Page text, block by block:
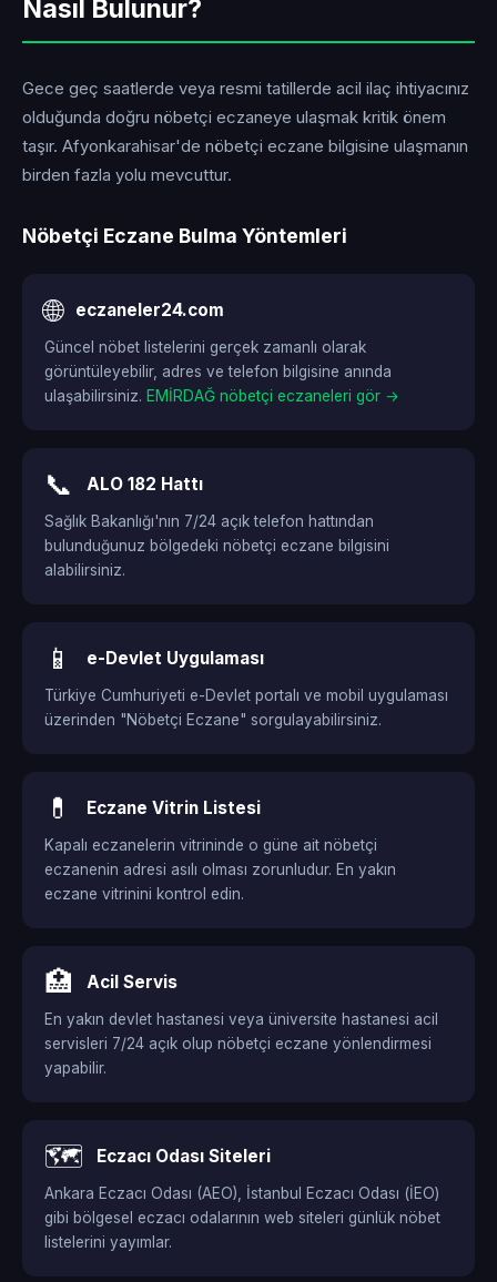
Nasıl Bulunur?
Gece geç saatlerde veya resmi tatillerde acil ilaç ihtiyacınız
olduğunda doğru nöbetçi eczaneye ulaşmak kritik önem
taşır. Afyonkarahisar'de nöbetçi eczane bilgisine ulaşmanın
birden fazla yolu mevcuttur.
Nöbetçi Eczane Bulma Yöntemleri
🌐 eczaneler24.com
Güncel nöbet listelerini gerçek zamanlı olarak
görüntüleyebilir, adres ve telefon bilgisine anında
ulaşabilirsiniz. EMİRDAĞ nöbetçi eczaneleri gör →
📞 ALO 182 Hattı
Sağlık Bakanlığı'nın 7/24 açık telefon hattından
bulunduğunuz bölgedeki nöbetçi eczane bilgisini
alabilirsiniz.
📱 e-Devlet Uygulaması
Türkiye Cumhuriyeti e-Devlet portalı ve mobil uygulaması
üzerinden "Nöbetçi Eczane" sorgulayabilirsiniz.
💊 Eczane Vitrin Listesi
Kapalı eczanelerin vitrininde o güne ait nöbetçi
eczanenin adresi asılı olması zorunludur. En yakın
eczane vitrinini kontrol edin.
🏥 Acil Servis
En yakın devlet hastanesi veya üniversite hastanesi acil
servisleri 7/24 açık olup nöbetçi eczane yönlendirmesi
yapabilir.
🗺️ Eczacı Odası Siteleri
Ankara Eczacı Odası (AEO), İstanbul Eczacı Odası (İEO)
gibi bölgesel eczacı odalarının web siteleri günlük nöbet
listelerini yayımlar.